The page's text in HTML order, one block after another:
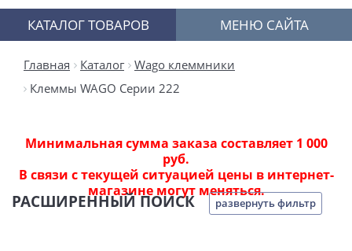
КАТАЛОГ ТОВАРОВ МЕНЮ САЙТА
Главная Каталог
Wago клеммники
Клеммы WAGO Серии 222
Минимальная сумма заказа составляет 1 000
руб.
В связи с текущей ситуацией цены в интернет-
магазине могут меняться.
РАСШИРЕННЫЙ ПОИСК развернуть фильтр